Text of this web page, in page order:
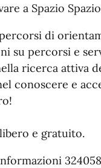
a Spazio
di
su percorsi e
ricerca attiva
conoscere e
e gratuito.